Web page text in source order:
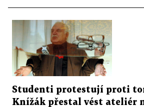
Studenti protestují proti
Knížák přestal vést ateliér